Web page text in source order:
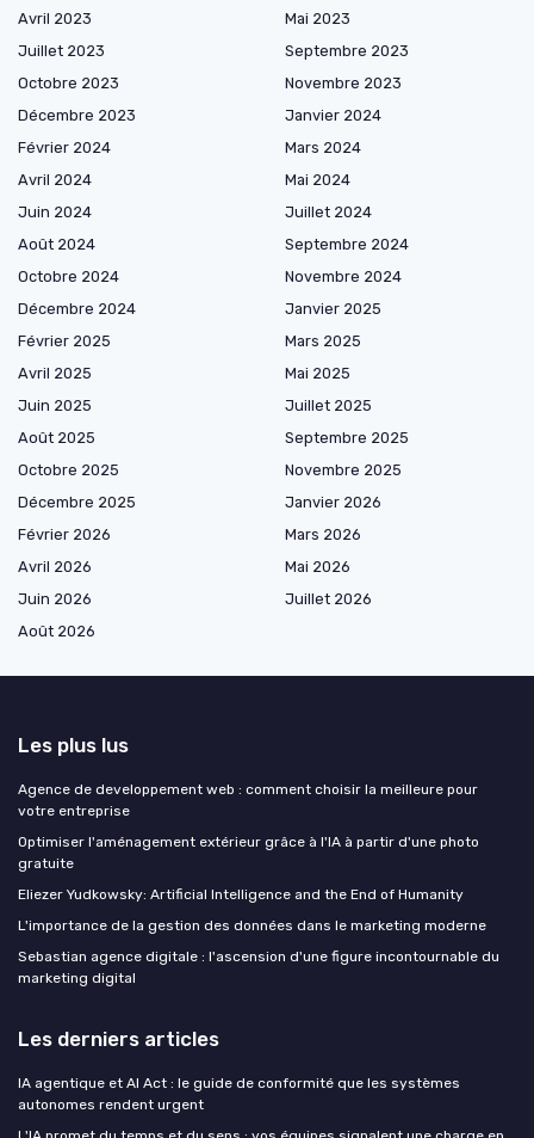
Avril 2023
Mai 2023
Juillet 2023
Septembre 2023
Octobre 2023
Novembre 2023
Décembre 2023
Janvier 2024
Février 2024
Mars 2024
Avril 2024
Mai 2024
Juin 2024
Juillet 2024
Août 2024
Septembre 2024
Octobre 2024
Novembre 2024
Décembre 2024
Janvier 2025
Février 2025
Mars 2025
Avril 2025
Mai 2025
Juin 2025
Juillet 2025
Août 2025
Septembre 2025
Octobre 2025
Novembre 2025
Décembre 2025
Janvier 2026
Février 2026
Mars 2026
Avril 2026
Mai 2026
Juin 2026
Juillet 2026
Août 2026
Les plus lus
Agence de developpement web : comment choisir la meilleure pour
votre entreprise
Optimiser l'aménagement extérieur grâce à l'IA à partir d'une photo
gratuite
Eliezer Yudkowsky: Artificial Intelligence and the End of Humanity
L'importance de la gestion des données dans le marketing moderne
Sebastian agence digitale : l'ascension d'une figure incontournable du
marketing digital
Les derniers articles
IA agentique et AI Act : le guide de conformité que les systèmes
autonomes rendent urgent